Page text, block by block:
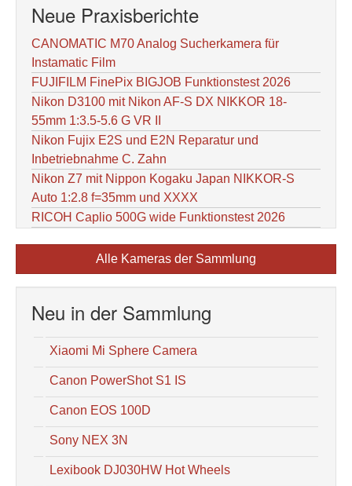
Neue Praxisberichte
CANOMATIC M70 Analog Sucherkamera für
Instamatic Film
FUJIFILM FinePix BIGJOB Funktionstest 2026
Nikon D3100 mit Nikon AF-S DX NIKKOR 18-
55mm 1:3.5-5.6 G VR II
Nikon Fujix E2S und E2N Reparatur und
Inbetriebnahme C. Zahn
Nikon Z7 mit Nippon Kogaku Japan NIKKOR-S
Auto 1:2.8 f=35mm und XXXX
RICOH Caplio 500G wide Funktionstest 2026
Alle Kameras der Sammlung
Neu in der Sammlung
Xiaomi Mi Sphere Camera
Canon PowerShot S1 IS
Canon EOS 100D
Sony NEX 3N
Lexibook DJ030HW Hot Wheels